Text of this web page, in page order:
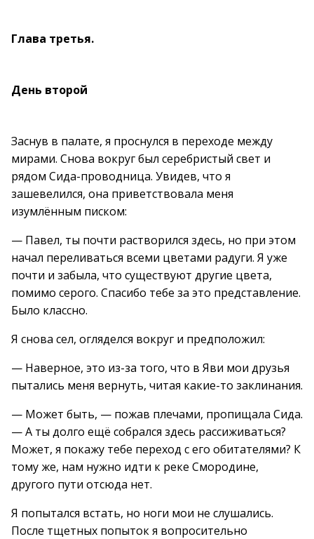
Глава третья.
День второй
Заснув в палате, я проснулся в переходе между
мирами. Снова вокруг был серебристый свет и
рядом Сида-проводница. Увидев, что я
зашевелился, она приветствовала меня
изумлённым писком:
— Павел, ты почти растворился здесь, но при этом
начал переливаться всеми цветами радуги. Я уже
почти и забыла, что существуют другие цвета,
помимо серого. Спасибо тебе за это представление.
Было классно.
Я снова сел, огляделся вокруг и предположил:
— Наверное, это из-за того, что в Яви мои друзья
пытались меня вернуть, читая какие-то заклинания.
— Может быть, — пожав плечами, пропищала Сида.
— А ты долго ещё собрался здесь рассиживаться?
Может, я покажу тебе переход с его обитателями? К
тому же, нам нужно идти к реке Смородине,
другого пути отсюда нет.
Я попытался встать, но ноги мои не слушались.
После тщетных попыток я вопросительно